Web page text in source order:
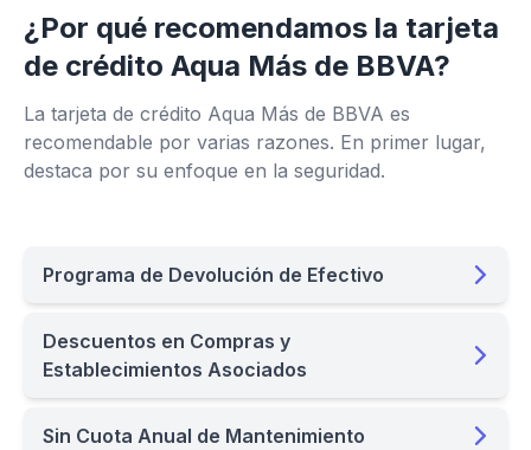
¿Por qué recomendamos la tarjeta
de crédito Aqua Más de BBVA?
La tarjeta de crédito Aqua Más de BBVA es
recomendable por varias razones. En primer lugar,
destaca por su enfoque en la seguridad.
Programa de Devolución de Efectivo
Descuentos en Compras y
Establecimientos Asociados
Sin Cuota Anual de Mantenimiento